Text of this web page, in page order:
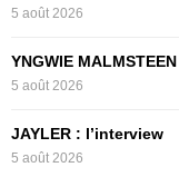
5 août 2026
YNGWIE
5 août 2026
JAYLER : l’interview
5 août 2026